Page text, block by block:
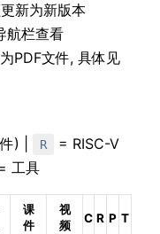
新为新版本
航栏查看
开PDF文件, 具体见
) | R
= RISC-V
工具
课
件
视
频
C R P T